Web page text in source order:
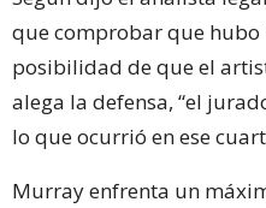
que comprobar que hubo
posibilidad de que el
alega la defensa, “el
lo que ocurrió en ese
Murray enfrenta un